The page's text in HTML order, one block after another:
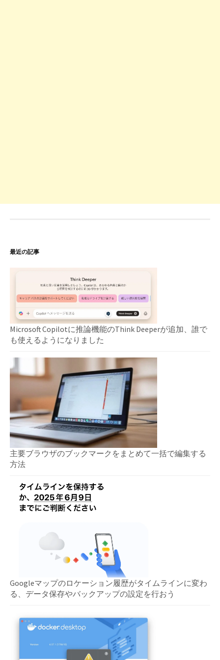
最近の記事
Microsoft Copilotに推論機能のThink Deeperが追加、誰で
も使えるようになりました
主要ブラウザのブックマークをまとめて一括で編集する
方法
Googleマップのロケーション履歴がタイムラインに変わ
る、データ保存やバックアップの設定を行おう